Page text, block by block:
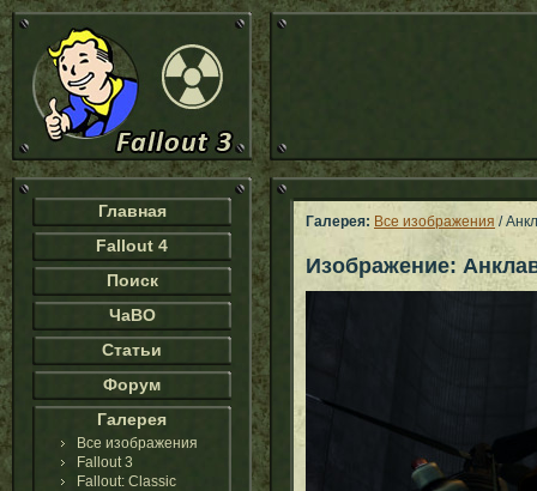
Главная
Fallout 4
Поиск
ЧаВО
Статьи
Форум
Галерея
Все изображения
Fallout 3
Fallout: Classic
Галерея: Все изображения /
Изображение: